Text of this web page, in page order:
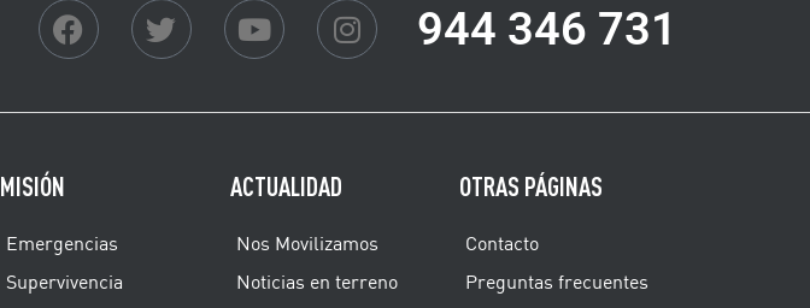
944 346 731
MISIÓN
Emergencias
Supervivencia
ACTUALIDAD
Nos Movilizamos
Noticias en terreno
OTRAS PÁGINAS
Contacto
Preguntas frecuentes